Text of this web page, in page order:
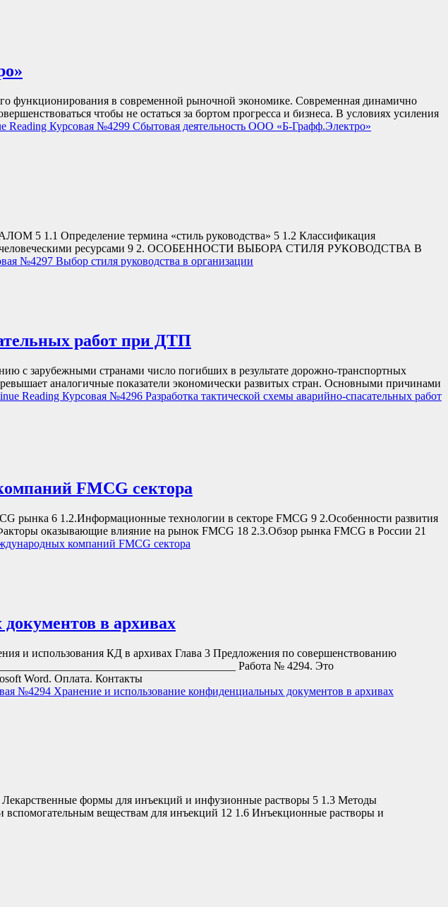
функционирования в современной рыночной экономике. Современная динамично
чтобы не остаться за бортом прогресса и бизнеса. В условиях усиления
Reading Курсовая №4299 Сбытовая деятельность ООО «Б-Графф.Электро»
термина «стиль руководства» 5 1.2 Классификация
человеческими ресурсами 9 2. ОСОБЕННОСТИ ВЫБОРА СТИЛЯ РУКОВОДСТВА В
№4297 Выбор стиля руководства в организации
работ при ДТП
с зарубежными странами число погибших в результате дорожно-транспортных
аналогичные показатели экономически развитых стран. Основными причинами
Reading Курсовая №4296 Разработка тактической схемы аварийно-спасательных работ
FMCG сектора
рынка 6 1.2.Информационные технологии в секторе FMCG 9 2.Особенности развития
оказывающие влияние на рынок FMCG 18 2.3.Обзор рынка FMCG в России 21
компаний FMCG сектора
в архивах
и использования КД в архивах Глава 3 Предложения по совершенствованию
Работа № 4294. Это
Word. Оплата. Контакты
№4294 Хранение и использование конфиденциальных документов в архивах
формы для инъекций и инфузионные растворы 5 1.3 Методы
вспомогательным веществам для инъекций 12 1.6 Инъекционные растворы и